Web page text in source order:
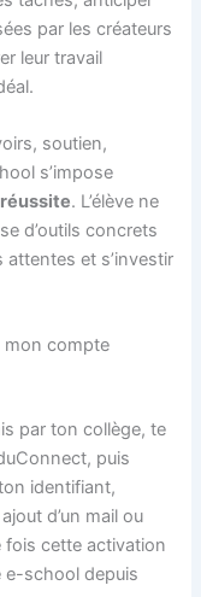
par les créateurs
leur travail
soutien,
s’impose
. L’élève ne
d’outils concrets
et s’investir
mon compte
par ton collège, te
puis
identifiant,
d’un mail ou
fois cette activation
e-school depuis